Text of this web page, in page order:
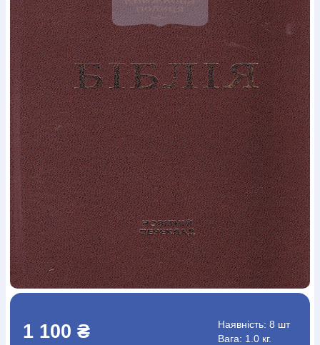
Богослов`яШлюб і сім`яЮдаїзм
Супутні товари
ПеріодикаАудіоРучки кульковіВідеоГалантерея
Закладки для книгФутболкиБрелокиСумкиБіжутерія
БлокнотиЩоденники / щотижневикиВироби з дерева
Вироби з кераміки і глиниВироби з сріблаКартини
Навчальні мапиШкіряні виробиМагнітиМеталеві
виробиМіні-лампиНаклейкиНастільні ігри Пакети
подарунковіПлакатиПластмасові виробиХустки
Подарункові карткиРозвиваючі ігриРепринтиСвічки
ЗошитиФотокартиниЧохли на БибліїГоловні убори
КалендаріКанцелярскі товариКомп`ютерні ігри
ЛистівкиСувенирна продукціяГодинникиПазли
Книга в комплекті
За додатковою інформацією дзвоніть за номером:+38
(097) 880-6379
Ми у Facebook
1 100 ₴ Наявність: 8 шт
Вага: 1.0 кг.